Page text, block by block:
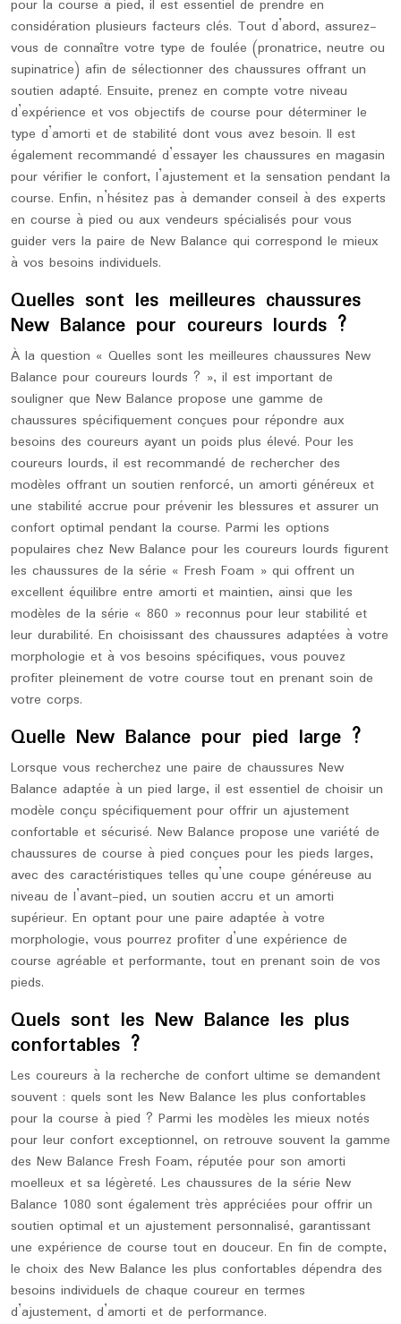
pour la course à pied, il est essentiel de prendre en
considération plusieurs facteurs clés. Tout d’abord, assurez-
vous de connaître votre type de foulée (pronatrice, neutre ou
supinatrice) afin de sélectionner des chaussures offrant un
soutien adapté. Ensuite, prenez en compte votre niveau
d’expérience et vos objectifs de course pour déterminer le
type d’amorti et de stabilité dont vous avez besoin. Il est
également recommandé d’essayer les chaussures en magasin
pour vérifier le confort, l’ajustement et la sensation pendant la
course. Enfin, n’hésitez pas à demander conseil à des experts
en course à pied ou aux vendeurs spécialisés pour vous
guider vers la paire de New Balance qui correspond le mieux
à vos besoins individuels.
Quelles sont les meilleures chaussures
New Balance pour coureurs lourds ?
À la question « Quelles sont les meilleures chaussures New
Balance pour coureurs lourds ? », il est important de
souligner que New Balance propose une gamme de
chaussures spécifiquement conçues pour répondre aux
besoins des coureurs ayant un poids plus élevé. Pour les
coureurs lourds, il est recommandé de rechercher des
modèles offrant un soutien renforcé, un amorti généreux et
une stabilité accrue pour prévenir les blessures et assurer un
confort optimal pendant la course. Parmi les options
populaires chez New Balance pour les coureurs lourds figurent
les chaussures de la série « Fresh Foam » qui offrent un
excellent équilibre entre amorti et maintien, ainsi que les
modèles de la série « 860 » reconnus pour leur stabilité et
leur durabilité. En choisissant des chaussures adaptées à votre
morphologie et à vos besoins spécifiques, vous pouvez
profiter pleinement de votre course tout en prenant soin de
votre corps.
Quelle New Balance pour pied large ?
Lorsque vous recherchez une paire de chaussures New
Balance adaptée à un pied large, il est essentiel de choisir un
modèle conçu spécifiquement pour offrir un ajustement
confortable et sécurisé. New Balance propose une variété de
chaussures de course à pied conçues pour les pieds larges,
avec des caractéristiques telles qu’une coupe généreuse au
niveau de l’avant-pied, un soutien accru et un amorti
supérieur. En optant pour une paire adaptée à votre
morphologie, vous pourrez profiter d’une expérience de
course agréable et performante, tout en prenant soin de vos
pieds.
Quels sont les New Balance les plus
confortables ?
Les coureurs à la recherche de confort ultime se demandent
souvent : quels sont les New Balance les plus confortables
pour la course à pied ? Parmi les modèles les mieux notés
pour leur confort exceptionnel, on retrouve souvent la gamme
des New Balance Fresh Foam, réputée pour son amorti
moelleux et sa légèreté. Les chaussures de la série New
Balance 1080 sont également très appréciées pour offrir un
soutien optimal et un ajustement personnalisé, garantissant
une expérience de course tout en douceur. En fin de compte,
le choix des New Balance les plus confortables dépendra des
besoins individuels de chaque coureur en termes
d’ajustement, d’amorti et de performance.